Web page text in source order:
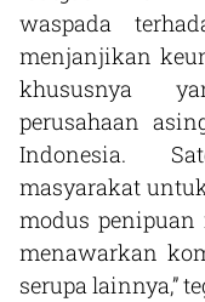
waspada
menjanjikan
khususnya
perusahaan
Indonesia.
masyarakat
modus penipuan
menawarkan
serupa lainnya,”